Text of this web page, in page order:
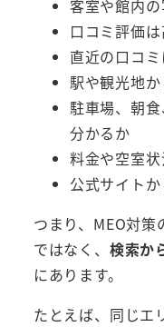
客室や館内
口コミ評価
直近の口コ
駅や観光地
駐車場、朝
分かるか
料金や空室
公式サイト
つまり、MEO対策
ではなく、 検索か
にあります。
たとえば、同じエ